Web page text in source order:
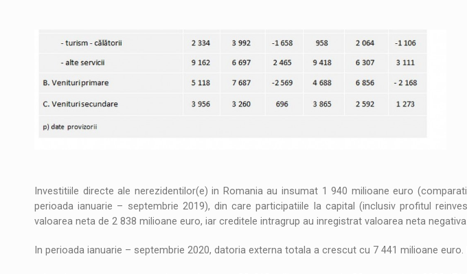
Investitiile directe ale nerezidentilor(e) in Romania au insumat 1 940 milioane euro
perioada ianuarie – septembrie 2019), din care participatiile la capital (inclusiv profitul
valoarea neta de 2 838 milioane euro, iar creditele intragrup au inregistrat valoarea neta
In perioada ianuarie – septembrie 2020, datoria externa totala a crescut cu 7 441 milioane euro.